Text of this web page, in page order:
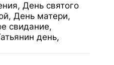
День святого
День матери,
свидание,
день,